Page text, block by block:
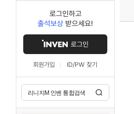
로그인하고
출석보상 받으세요!
로그인
회원가입 ID/PW 찾기